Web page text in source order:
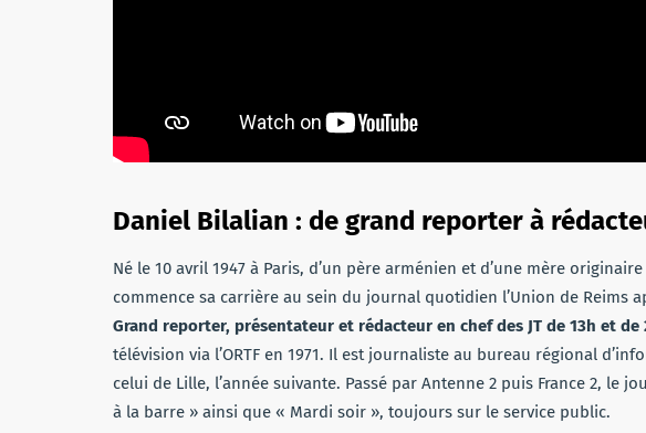
Daniel Bilalian : de grand reporter à
Né le 10 avril 1947 à Paris, d’un père arménien et d’une mère
commence sa carrière au sein du journal quotidien l’Union de Reims
Grand reporter, présentateur et rédacteur en chef des JT de 13h et de
télévision via l’ORTF en 1971. Il est journaliste au bureau régional
celui de Lille, l’année suivante. Passé par Antenne 2 puis France 2, le
à la barre » ainsi que « Mardi soir », toujours sur le service public.